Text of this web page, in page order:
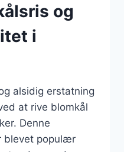
og
i
alsidig erstatning
at rive blomkål
Denne
blevet populær